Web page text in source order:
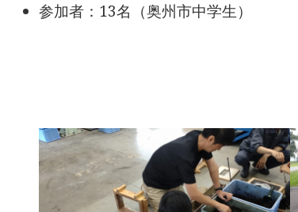
参加者：13名（奥州市中学生）